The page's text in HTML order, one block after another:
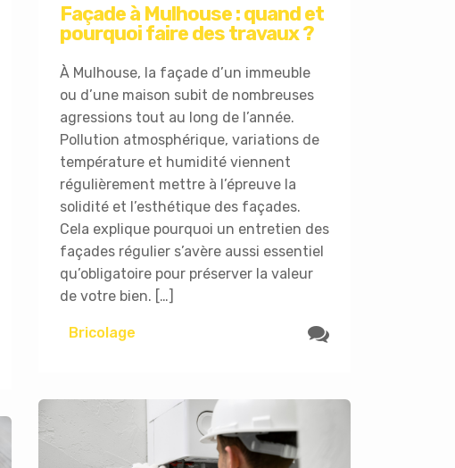
Façade à Mulhouse : quand et
pourquoi faire des travaux ?
À Mulhouse, la façade d’un immeuble
ou d’une maison subit de nombreuses
agressions tout au long de l’année.
Pollution atmosphérique, variations de
température et humidité viennent
régulièrement mettre à l’épreuve la
solidité et l’esthétique des façades.
Cela explique pourquoi un entretien des
façades régulier s’avère aussi essentiel
qu’obligatoire pour préserver la valeur
de votre bien. […]
Bricolage